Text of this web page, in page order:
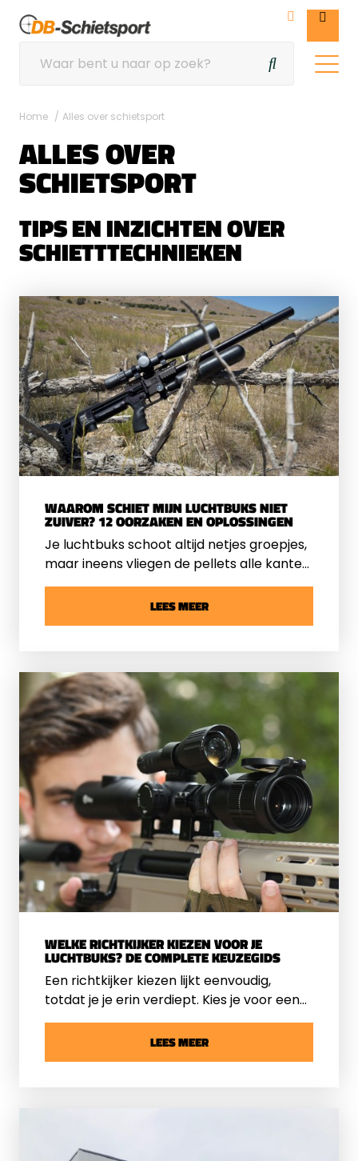
Home Alles over schietsport
ALLES OVER
SCHIETSPORT
TIPS EN INZICHTEN OVER
SCHIETTTECHNIEKEN
WAAROM SCHIET MIJN LUCHTBUKS NIET
ZUIVER? 12 OORZAKEN EN OPLOSSINGEN
Je luchtbuks schoot altijd netjes groepjes,
maar ineens vliegen de pellets alle kanten
op. Of misschien heb je net een nieuwe
luchtbuks gekocht en krijg je hem maar
niet goed ingeschoten. Hoe dan ook: een
LEES MEER
WELKE RICHTKIJKER KIEZEN VOOR JE
LUCHTBUKS? DE COMPLETE KEUZEGIDS
Een richtkijker kiezen lijkt eenvoudig,
totdat je je erin verdiept. Kies je voor een
3-9x40 of toch een 4-16x50? Heb je een
verstelbare parallax nodig? En is een
richtkijker die perfect werkt op een PCP
LEES MEER